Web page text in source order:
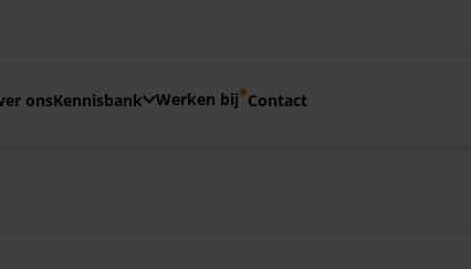
onsKennisbank Werken bij Contact